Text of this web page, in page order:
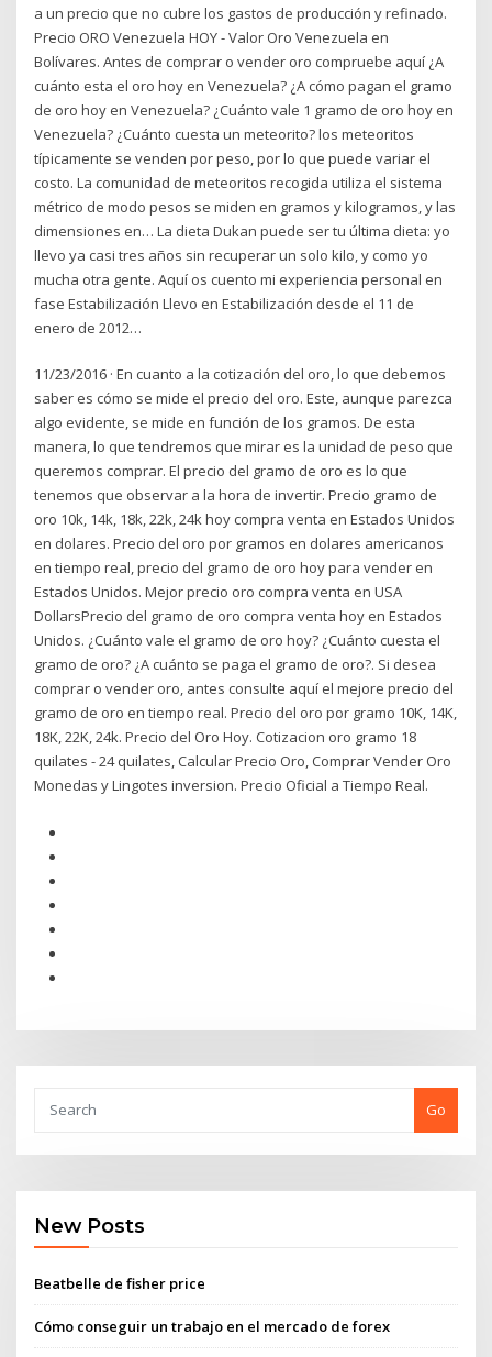
a un precio que no cubre los gastos de producción y refinado.
Precio ORO Venezuela HOY - Valor Oro Venezuela en
Bolívares. Antes de comprar o vender oro compruebe aquí ¿A
cuánto esta el oro hoy en Venezuela? ¿A cómo pagan el gramo
de oro hoy en Venezuela? ¿Cuánto vale 1 gramo de oro hoy en
Venezuela? ¿Cuánto cuesta un meteorito? los meteoritos
típicamente se venden por peso, por lo que puede variar el
costo. La comunidad de meteoritos recogida utiliza el sistema
métrico de modo pesos se miden en gramos y kilogramos, y las
dimensiones en… La dieta Dukan puede ser tu última dieta: yo
llevo ya casi tres años sin recuperar un solo kilo, y como yo
mucha otra gente. Aquí os cuento mi experiencia personal en
fase Estabilización Llevo en Estabilización desde el 11 de
enero de 2012…
11/23/2016 · En cuanto a la cotización del oro, lo que debemos
saber es cómo se mide el precio del oro. Este, aunque parezca
algo evidente, se mide en función de los gramos. De esta
manera, lo que tendremos que mirar es la unidad de peso que
queremos comprar. El precio del gramo de oro es lo que
tenemos que observar a la hora de invertir. Precio gramo de
oro 10k, 14k, 18k, 22k, 24k hoy compra venta en Estados Unidos
en dolares. Precio del oro por gramos en dolares americanos
en tiempo real, precio del gramo de oro hoy para vender en
Estados Unidos. Mejor precio oro compra venta en USA
DollarsPrecio del gramo de oro compra venta hoy en Estados
Unidos. ¿Cuánto vale el gramo de oro hoy? ¿Cuánto cuesta el
gramo de oro? ¿A cuánto se paga el gramo de oro?. Si desea
comprar o vender oro, antes consulte aquí el mejore precio del
gramo de oro en tiempo real. Precio del oro por gramo 10K, 14K,
18K, 22K, 24k. Precio del Oro Hoy. Cotizacion oro gramo 18
quilates - 24 quilates, Calcular Precio Oro, Comprar Vender Oro
Monedas y Lingotes inversion. Precio Oficial a Tiempo Real.
Go
New Posts
Beatbelle de fisher price
Cómo conseguir un trabajo en el mercado de forex